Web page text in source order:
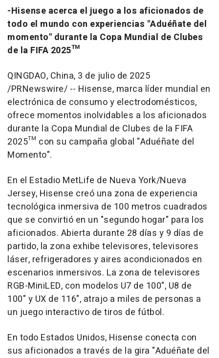
-Hisense acerca el juego a los aficionados de
todo el mundo con experiencias "Aduéñate del
momento" durante la Copa Mundial de Clubes
de la FIFA 2025™
QINGDAO, China, 3 de julio de 2025
/PRNewswire/ -- Hisense, marca líder mundial en
electrónica de consumo y electrodomésticos,
ofrece momentos inolvidables a los aficionados
durante la Copa Mundial de Clubes de la FIFA
2025™ con su campaña global "Aduéñate del
Momento".
En el Estadio MetLife de Nueva York/Nueva
Jersey, Hisense creó una zona de experiencia
tecnológica inmersiva de 100 metros cuadrados
que se convirtió en un "segundo hogar" para los
aficionados. Abierta durante 28 días y 9 días de
partido, la zona exhibe televisores, televisores
láser, refrigeradores y aires acondicionados en
escenarios inmersivos. La zona de televisores
RGB-MiniLED, con modelos U7 de 100", U8 de
100" y UX de 116", atrajo a miles de personas a
un juego interactivo de tiros de fútbol.
En todo Estados Unidos, Hisense conecta con
sus aficionados a través de la gira "Aduéñate del